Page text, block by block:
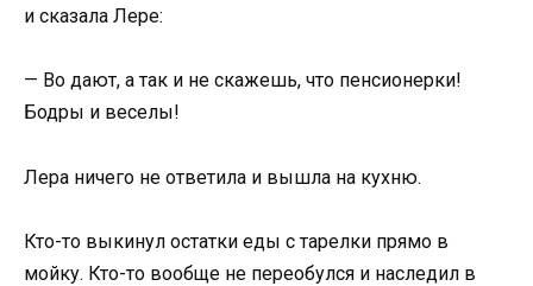
и сказала Лере:
— Во дают, а так и не скажешь, что пенсионерки!
Бодры и веселы!
Лера ничего не ответила и вышла на кухню.
Кто-то выкинул остатки еды с тарелки прямо в
мойку. Кто-то вообще не переобулся и наследил в